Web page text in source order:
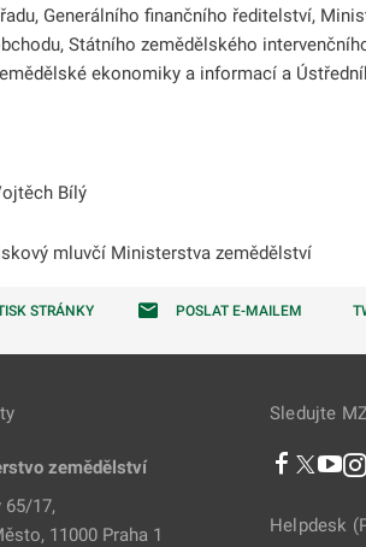
Generálního finančního ředitelství,
Státního zemědělského
ekonomiky a informací a
Bílý
mluvčí Ministerstva zemědělství
STRÁNKY POSLAT E-MAILEM
zemědělství
65/17,
11000 Praha 1
Sledujte
Helpdesk